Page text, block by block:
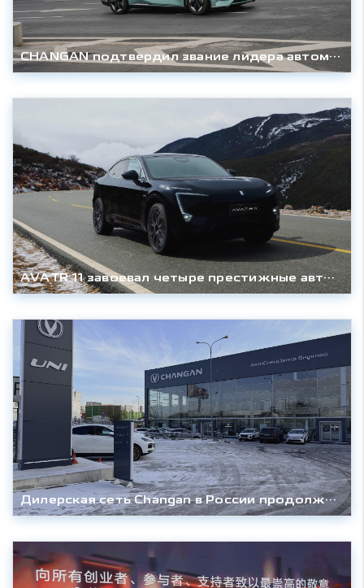
CHANGAN подтвердил звание лидера автомобильных технологий. На этот раз с автопилотом.
AVATR 11 завоевал четыре престижные автомобильные премии в России
Дилерская сеть Changan в России продолжает расширяться: более 10 новых дилерских центров до конца года